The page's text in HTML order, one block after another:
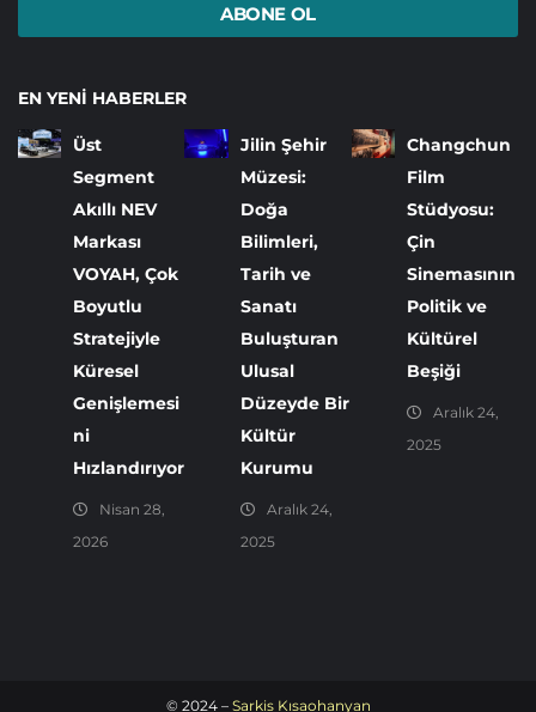
ABONE OL
EN YENI HABERLER
Üst
Segment
Akıllı NEV
Markası
VOYAH, Çok
Boyutlu
Stratejiyle
Küresel
Genişlemesi
ni
Hızlandırıyor
Nisan 28,
2026
Jilin Şehir
Müzesi:
Doğa
Bilimleri,
Tarih ve
Sanatı
Buluşturan
Ulusal
Düzeyde Bir
Kültür
Kurumu
Aralık 24,
2025
Changchun
Film
Stüdyosu:
Çin
Sinemasının
Politik ve
Kültürel
Beşiği
Aralık 24,
2025
© 2024 – Sarkis Kısaohanyan